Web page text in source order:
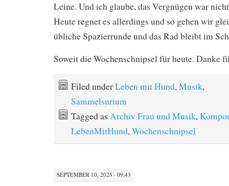
Leine. Und ich glaube, das Vergnügen war
Heute regnet es allerdings und so gehen wir
übliche Spazierrunde und das Rad bleibt im
Soweit die Wochenschnipsel für heute. Danke
Filed underLeben mit Hund,Musik,
Sammelsurium
Tagged as Archiv Frau und Musik,
LebenMitHund,Wochenschnipsel
SEPTEMBER 10, 2025 · 09:43